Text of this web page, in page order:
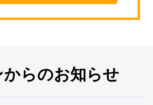
らのお知らせ